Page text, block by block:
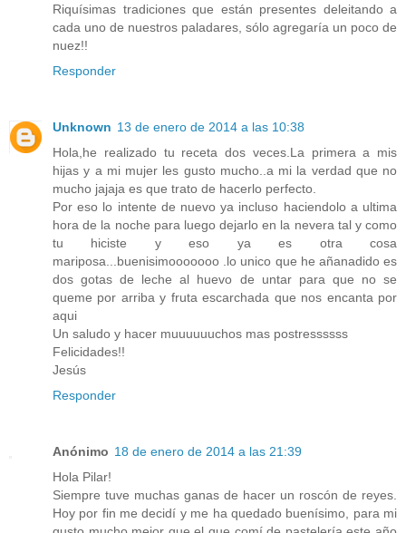
Riquísimas tradiciones que están presentes deleitando a
cada uno de nuestros paladares, sólo agregaría un poco de
nuez!!
Responder
Unknown 13 de enero de 2014 a las 10:38
Hola,he realizado tu receta dos veces.La primera a mis
hijas y a mi mujer les gusto mucho..a mi la verdad que no
mucho jajaja es que trato de hacerlo perfecto.
Por eso lo intente de nuevo ya incluso haciendolo a ultima
hora de la noche para luego dejarlo en la nevera tal y como
tu hiciste y eso ya es otra cosa
mariposa...buenisimooooooo .lo unico que he añanadido es
dos gotas de leche al huevo de untar para que no se
queme por arriba y fruta escarchada que nos encanta por
aqui
Un saludo y hacer muuuuuuchos mas postressssss
Felicidades!!
Jesús
Responder
Anónimo 18 de enero de 2014 a las 21:39
Hola Pilar!
Siempre tuve muchas ganas de hacer un roscón de reyes.
Hoy por fin me decidí y me ha quedado buenísimo, para mi